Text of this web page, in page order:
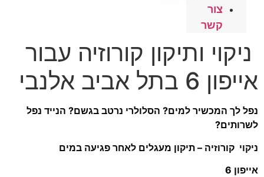
צור
קשר
ניקוי ותיקון קורוזיה עבור
אייפון 6 בתל אביב אלנבי
נפל לך המכשיר למים? הסלולרי נרטב בגשם? הנייד נפל
לשרותים?
ניקוי קורוזיה – תיקון מעגלים לאחר פגיעה במים
אייפון 6